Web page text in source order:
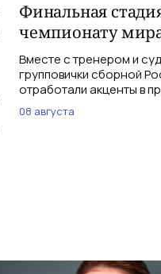
Финальная
чемпионату
Вместе с тренером и
групповички сборной
отработали акценты в
08 августа